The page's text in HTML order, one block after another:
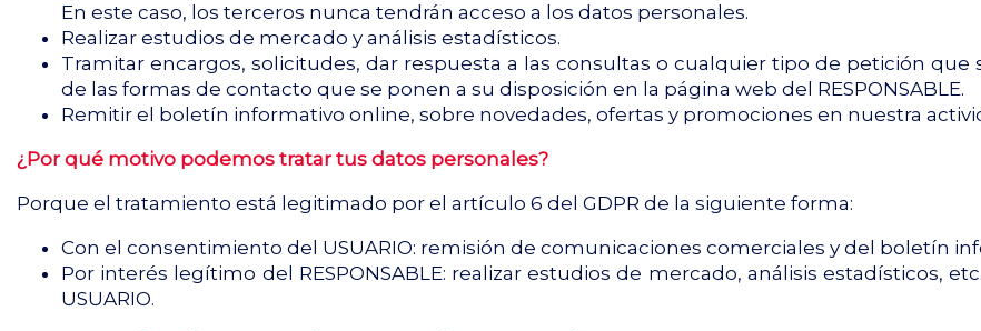
En este caso, los terceros nunca tendrán acceso a los datos personales.
Realizar estudios de mercado y análisis estadísticos.
Tramitar encargos, solicitudes, dar respuesta a las consultas o cualquier tipo de petición que
de las formas de contacto que se ponen a su disposición en la página web del RESPONSABLE.
Remitir el boletín informativo online, sobre novedades, ofertas y promociones en nuestra
¿Por qué motivo podemos tratar tus datos personales?
Porque el tratamiento está legitimado por el artículo 6 del GDPR de la siguiente forma:
Con el consentimiento del USUARIO: remisión de comunicaciones comerciales y del boletín
Por interés legítimo del RESPONSABLE: realizar estudios de mercado, análisis estadísticos,
USUARIO.